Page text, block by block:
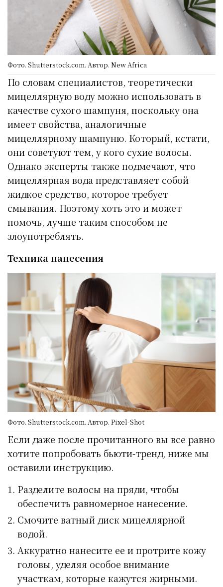
Фото. Shutterstock.com. Автор. New Africa
По словам специалистов, теоретически
мицеллярную воду можно использовать в
качестве сухого шампуня, поскольку она
имеет свойства, аналогичные
мицеллярному шампуню. Который, кстати,
они советуют тем, у кого сухие волосы.
Однако эксперты также подмечают, что
мицеллярная вода представляет собой
жидкое средство, которое требует
смывания. Поэтому хоть это и может
помочь, лучше таким способом не
злоупотреблять.
Техника нанесения
Фото. Shutterstock.com. Автор. Pixel-Shot
Если даже после прочитанного вы все равно
хотите попробовать бьюти-тренд, ниже мы
оставили инструкцию.
Разделите волосы на пряди, чтобы
обеспечить равномерное нанесение.
Смочите ватный диск мицеллярной
водой.
Аккуратно нанесите ее и протрите кожу
головы, уделяя особое внимание
участкам, которые кажутся жирными.